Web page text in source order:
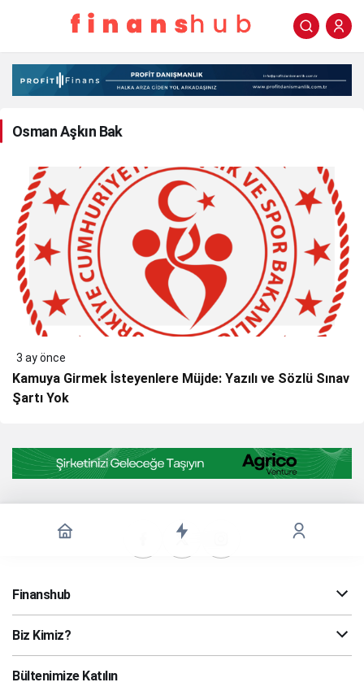
Osman
Aşkın
Bak
Haberleri
Osman Aşkın Bak
3 ay önce
Kamuya Girmek İsteyenlere Müjde: Yazılı ve Sözlü Sınav
Şartı Yok
Finanshub
Biz Kimiz?
Bültenimize Katılın